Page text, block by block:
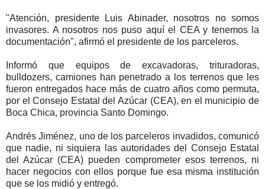
"Atención, presidente Luis Abinader, nosotros no somos
invasores. A nosotros nos puso aquí el CEA y tenemos la
documentación", afirmó el presidente de los parceleros.
Informó que equipos de excavadoras, trituradoras,
bulldozers, camiones han penetrado a los terrenos que les
fueron entregados hace más de cuatro años como permuta,
por el Consejo Estatal del Azúcar (CEA), en el municipio de
Boca Chica, provincia Santo Domingo.
Andrés Jiménez, uno de los parceleros invadidos, comunicó
que nadie, ni siquiera las autoridades del Consejo Estatal
del Azúcar (CEA) pueden comprometer esos terrenos, ni
hacer negocios con ellos porque fue esa misma institución
que se los midió y entregó.